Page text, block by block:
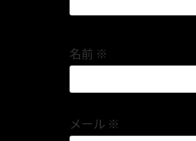
名前 ※
メール ※